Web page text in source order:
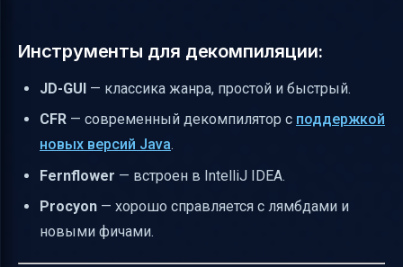
Инструменты для декомпиляции:
JD-GUI — классика жанра, простой и быстрый.
CFR — современный декомпилятор с поддержкой
новых версий Java.
Fernflower — встроен в IntelliJ IDEA.
Procyon — хорошо справляется с лямбдами и
новыми фичами.